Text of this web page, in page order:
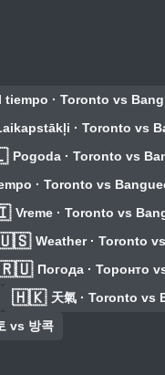
tiempo · Toronto vs
· Toronto vs
Pogoda · Toronto vs
· Toronto vs
Vreme · Toronto vs
Weather · Toronto
Погода · Торонто
🇭🇰 天氣 · Toronto vs
vs 방콕